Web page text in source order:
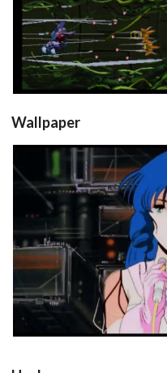
in game
View
Wallpaper